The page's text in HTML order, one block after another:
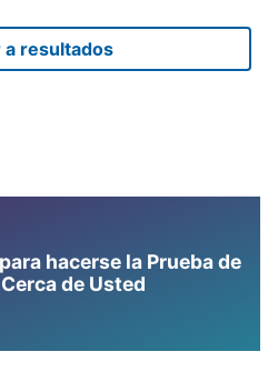
a resultados
hacerse la Prueba de
de Usted